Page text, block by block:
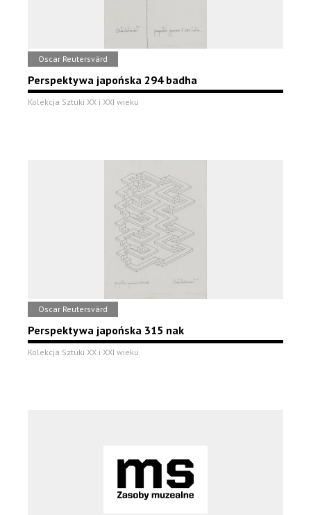
Oscar Reutersvärd
Perspektywa japońska 294 badha
Kolekcja Sztuki XX i XXI wieku
Oscar Reutersvärd
Perspektywa japońska 315 nak
Kolekcja Sztuki XX i XXI wieku